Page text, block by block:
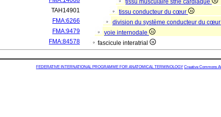
tissu musculaire strié cardiaque
TAH14901
tissu conducteur du cœur
FMA:6266
division du système conducteur du
FMA:9479
voie internodale
FMA:84578
fascicule interatrial
FEDERATIVE INTERNATIONAL PROGRAMME FOR ANATOMICAL TERMINOLOGY Creative Commons